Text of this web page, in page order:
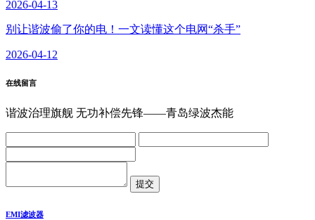
2026-04-13
别让谐波偷了你的电！一文读懂这个电网“杀手”
2026-04-12
在线留言
谐波治理旗舰 无功补偿先锋——青岛绿波杰能
EMI滤波器